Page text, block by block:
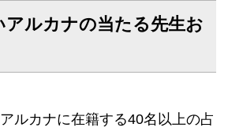
アルカナの当たる先生お
ルカナに在籍する40名以上の占